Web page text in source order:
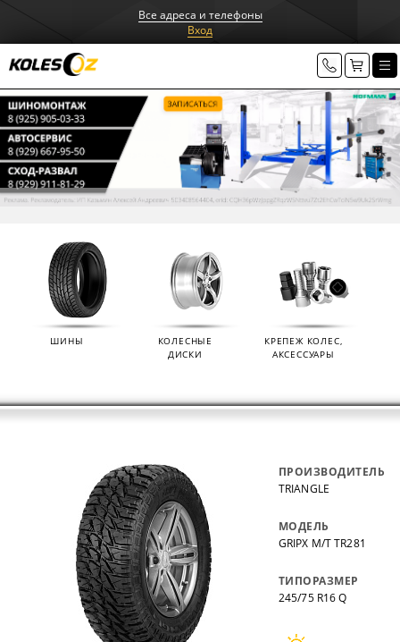
Все адреса и телефоны
Вход
ШИНЫ
КОЛЕСНЫЕ
ДИСКИ
КРЕПЕЖ КОЛЕС,
АКСЕССУАРЫ
ПРОИЗВОДИТЕЛЬ
TRIANGLE
МОДЕЛЬ
GRIPX M/T TR281
ТИПОРАЗМЕР
245/75 R16 Q